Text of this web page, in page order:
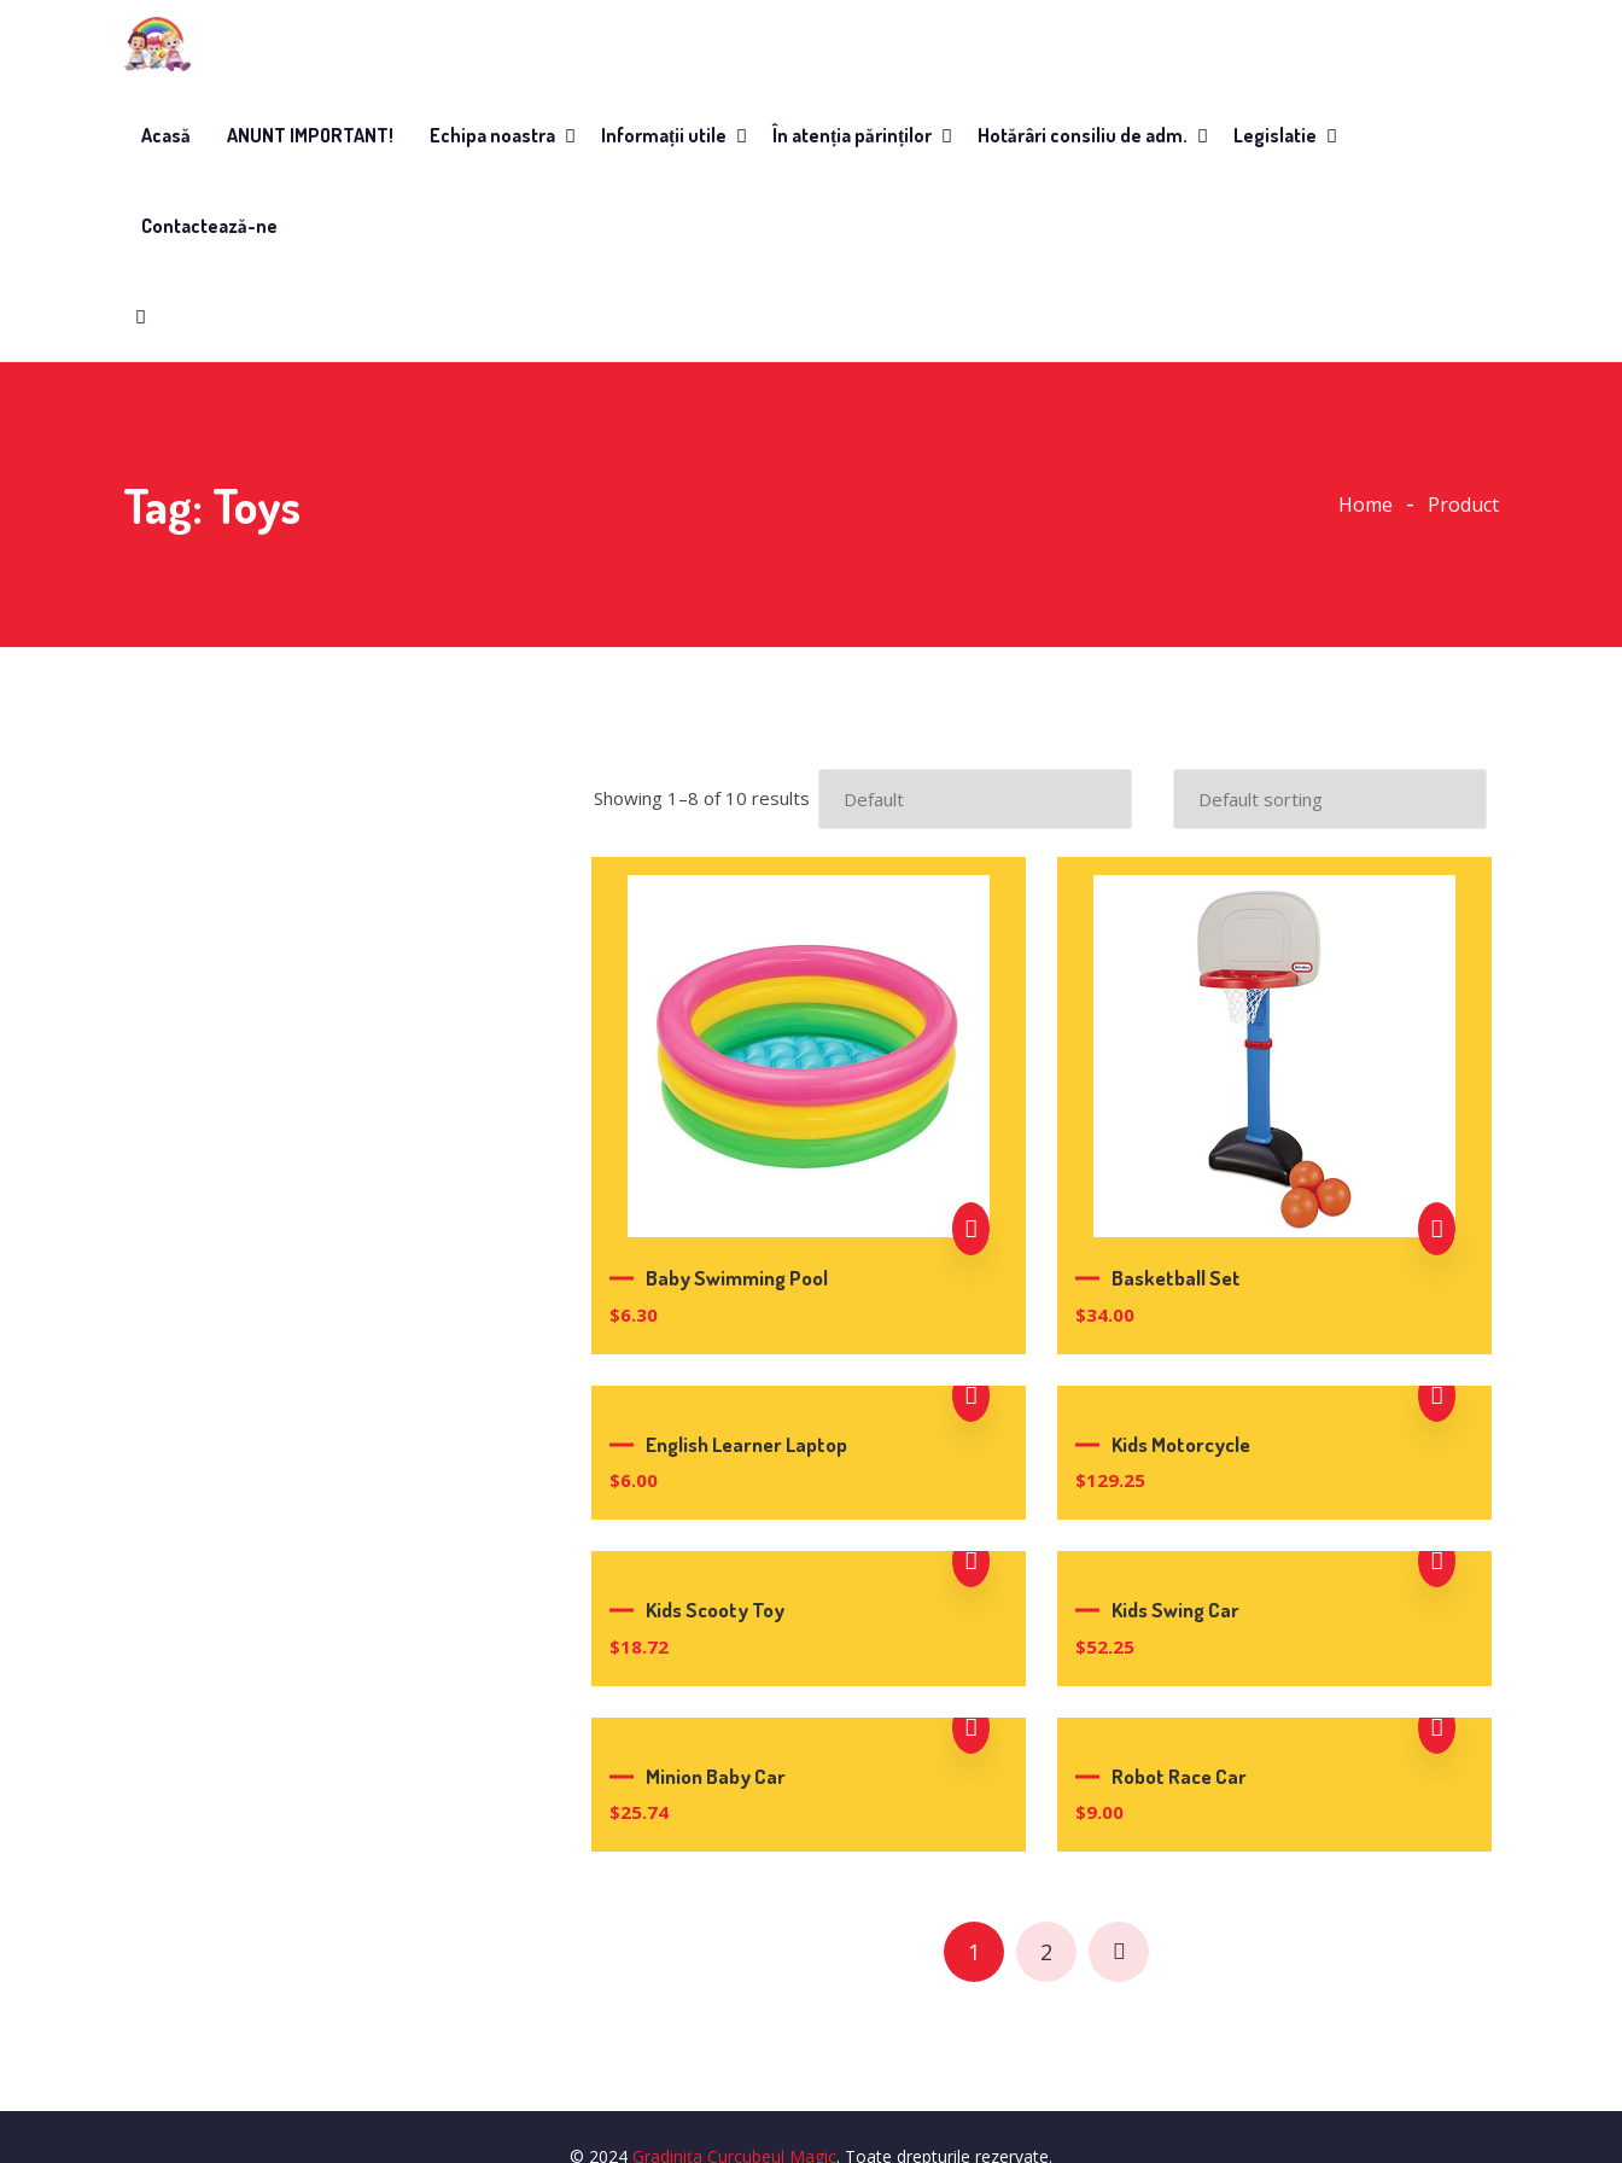
Acasă ANUNT IMPORTANT! Echipa noastra Informații utile În atenția părinților Hotărâri consiliu de adm. Legislatie
Contactează-ne
Tag: Toys Home Product
Showing 1–8 of 10 results
Baby Swimming Pool
$6.30
Basketball Set
$34.00
English Learner Laptop
$6.00
Kids Motorcycle
$129.25
Kids Scooty Toy
$18.72
Kids Swing Car
$52.25
Minion Baby Car
$25.74
Robot Race Car
$9.00
1 2
© 2024 Gradinița Curcubeul Magic. Toate drepturile rezervate.